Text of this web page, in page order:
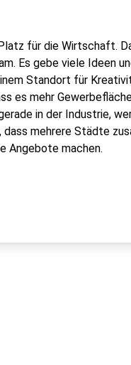
für die Wirtschaft.
Es gebe viele Ideen
Standort für
es mehr
in der Industrie,
dass mehrere Städte
Angebote machen.